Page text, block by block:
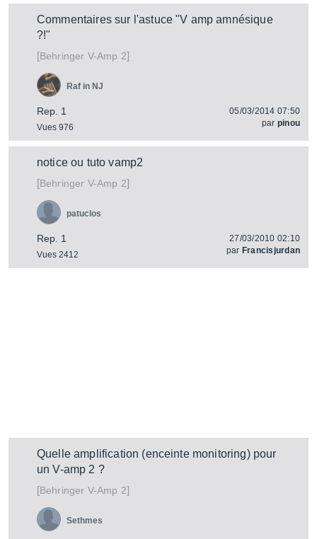
Commentaires sur l'astuce "V amp amnésique
?!"
[Behringer V-Amp 2]
Rep. 1
Vues 976
Raf in NJ
05/03/2014 07:50
par pinou
notice ou tuto vamp2
[Behringer V-Amp 2]
Rep. 1
Vues 2412
patuclos
27/03/2010 02:10
par Francisjurdan
Quelle amplification (enceinte monitoring) pour
un V-amp 2 ?
[Behringer V-Amp 2]
Sethmes